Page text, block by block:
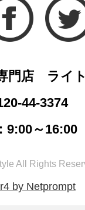
門店 ライ
44-3374
9:00～16:00
All Rights
by Netprompt